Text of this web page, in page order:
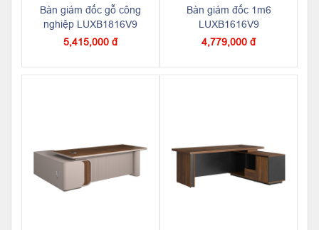
Bàn giám đốc gỗ công
nghiệp LUXB1816V9
5,415,000 đ
Bàn giám đốc 1m6
LUXB1616V9
4,779,000 đ